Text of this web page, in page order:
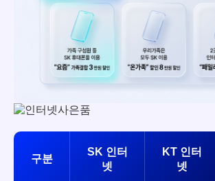
구분
SK 인터
넷
KT 인터
넷